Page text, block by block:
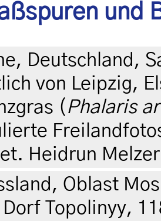
und
Deutschland,
von Leipzig,
( Phalaris
Heidrun Melzer
Oblast
Topolinyy,